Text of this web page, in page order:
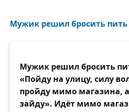
Мужик решил бросить пить
Мужик решил бросить
«Пойду на улицу, силу
пройду мимо магазина,
зайду». Идёт мимо